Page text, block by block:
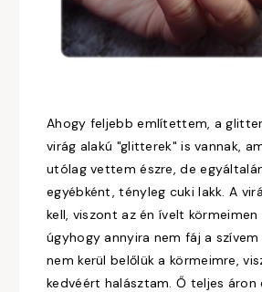
Ahogy feljebb említettem, a
virág alakú "glitterek" is vannak,
utólag vettem észre, de
egyébként, tényleg cuki lakk. A
kell, viszont az én ívelt körmeimen
úgyhogy annyira nem fáj a
nem kerül belőlük a körmeimre,
kedvéért halásztam. Ő teljes áron